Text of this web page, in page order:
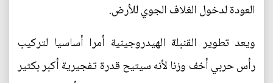
العودة لدخول الغلاف الجوي للأرض.
ويعد تطوير القنبلة الهيدروجينية أمرا أساسيا لتركيب
رأس حربي أخف وزنا لأنه سيتيح قدرة تفجيرية أكبر بكثير